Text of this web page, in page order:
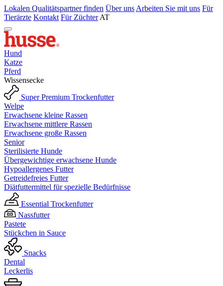
Lokalen Qualitätspartner finden Über uns Arbeiten Sie mit uns Für
Tierärzte Kontakt Für Züchter AT
Hund
Katze
Pferd
Wissensecke
Super Premium Trockenfutter
Welpe
Erwachsene kleine Rassen
Erwachsene mittlere Rassen
Erwachsene große Rassen
Senior
Sterilisierte Hunde
Übergewichtige erwachsene Hunde
Hypoallergenes Futter
Getreidefreies Futter
Diätfuttermittel für spezielle Bedürfnisse
Essential Trockenfutter
Nassfutter
Pastete
Stückchen in Sauce
Snacks
Dental
Leckerlis